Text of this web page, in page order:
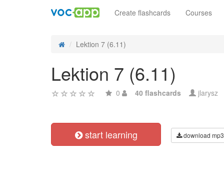
Create flashcards Courses
Lektion 7 (6.11)
Lektion 7 (6.11)
0 40 flashcards jlarysz
start learning download mp3